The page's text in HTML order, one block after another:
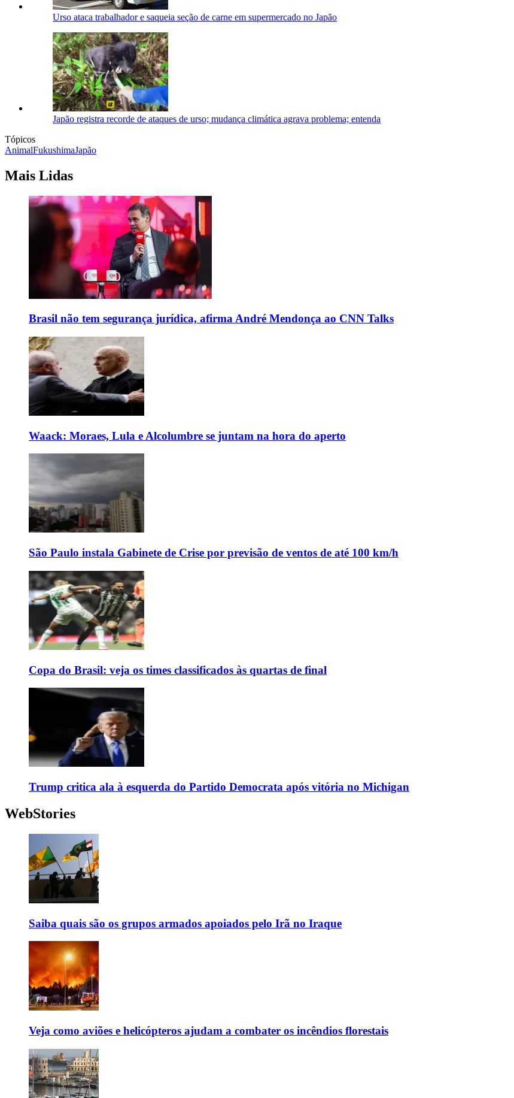
Urso ataca trabalhador e saqueia seção de carne em supermercado no Japão
Japão registra recorde de ataques de urso; mudança climática agrava problema; entenda
Tópicos
AnimalFukushimaJapão
Mais Lidas
Brasil não tem segurança jurídica, afirma André Mendonça ao CNN Talks
Waack: Moraes, Lula e Alcolumbre se juntam na hora do aperto
São Paulo instala Gabinete de Crise por previsão de ventos de até 100 km/h
Copa do Brasil: veja os times classificados às quartas de final
Trump critica ala à esquerda do Partido Democrata após vitória no Michigan
WebStories
Saiba quais são os grupos armados apoiados pelo Irã no Iraque
Veja como aviões e helicópteros ajudam a combater os incêndios florestais